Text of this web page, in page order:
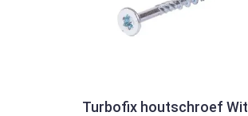
Turbofix houtschroef Wit